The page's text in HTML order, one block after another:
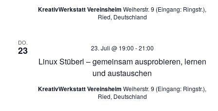
KreativWerkstatt Vereinsheim Weiherstr. 9 (Eingang: Ringstr.),
Ried, Deutschland
DO.
23
Linux Stüberl – gemeinsam ausprobieren, lernen
und austauschen
23. Juli @ 19:00 -21:00
KreativWerkstatt Vereinsheim Weiherstr. 9 (Eingang: Ringstr.),
Ried, Deutschland